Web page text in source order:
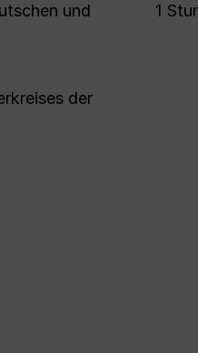
und
1
der